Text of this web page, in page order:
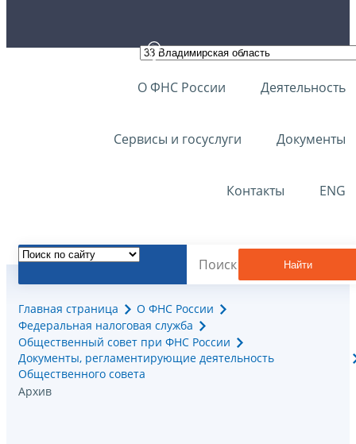
О ФНС России Деятельность
Сервисы и госуслуги Документы
Контакты ENG
Найти
Главная страница
О ФНС России
Федеральная налоговая служба
Общественный совет при ФНС России
Документы, регламентирующие деятельность
Общественного совета
Архив